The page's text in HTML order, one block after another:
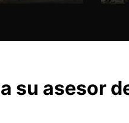
su asesor